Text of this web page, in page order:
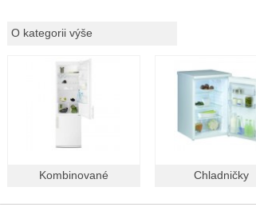
O kategorii výše
Kombinované Chladničky